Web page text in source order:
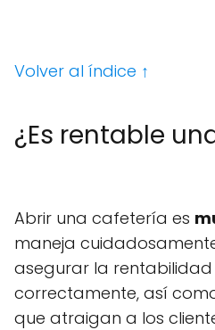
Volver al índice ↑
¿Es rentable
Abrir una cafetería es
maneja
asegurar la
correctamente, así
que atraigan a los